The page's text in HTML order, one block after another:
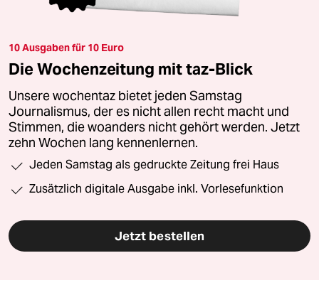
10 Ausgaben für 10 Euro
Die Wochenzeitung mit taz-Blick
Unsere wochentaz bietet jeden Samstag
Journalismus, der es nicht allen recht macht und
Stimmen, die woanders nicht gehört werden. Jetzt
zehn Wochen lang kennenlernen.
Jeden Samstag als gedruckte Zeitung frei Haus
Zusätzlich digitale Ausgabe inkl. Vorlesefunktion
Jetzt bestellen